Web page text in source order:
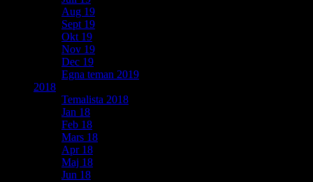
Aug 19
Sept 19
Okt 19
Nov 19
Dec 19
Egna teman 2019
2018
Temalista 2018
Jan 18
Feb 18
Mars 18
Apr 18
Maj 18
Jun 18